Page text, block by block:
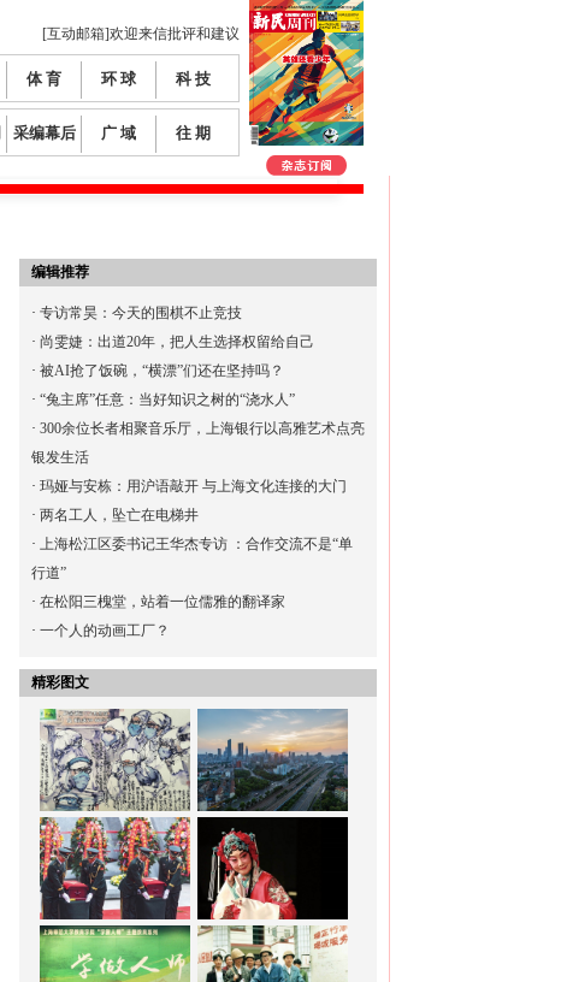
[互动邮箱]欢迎来信批评和建议
体 育 环 球 科 技
采编幕后 广 域 往 期
编辑推荐
· 专访常昊：今天的围棋不止竞技
· 尚雯婕：出道20年，把人生选择权留给自己
· 被AI抢了饭碗，“横漂”们还在坚持吗？
· “兔主席”任意：当好知识之树的“浇水人”
· 300余位长者相聚音乐厅，上海银行以高雅艺术点亮
银发生活
· 玛娅与安栋：用沪语敲开 与上海文化连接的大门
· 两名工人，坠亡在电梯井
· 上海松江区委书记王华杰专访 ：合作交流不是“单
行道”
· 在松阳三槐堂，站着一位儒雅的翻译家
· 一个人的动画工厂？
精彩图文